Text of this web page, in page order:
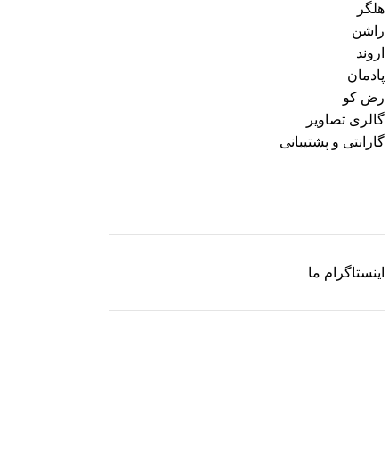
هلگر
راشن
اروند
پادمان
رض کو
گالری تصاویر
گارانتی و پشتیبانی
اینستاگرام ما